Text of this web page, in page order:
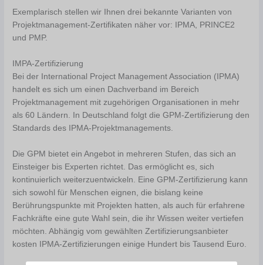
Exemplarisch stellen wir Ihnen drei bekannte Varianten von
Projektmanagement-Zertifikaten näher vor: IPMA, PRINCE2
und PMP.
IMPA-Zertifizierung
Bei der International Project Management Association (IPMA)
handelt es sich um einen Dachverband im Bereich
Projektmanagement mit zugehörigen Organisationen in mehr
als 60 Ländern. In Deutschland folgt die GPM-Zertifizierung den
Standards des IPMA-Projektmanagements.
Die GPM bietet ein Angebot in mehreren Stufen, das sich an
Einsteiger bis Experten richtet. Das ermöglicht es, sich
kontinuierlich weiterzuentwickeln. Eine GPM-Zertifizierung kann
sich sowohl für Menschen eignen, die bislang keine
Berührungspunkte mit Projekten hatten, als auch für erfahrene
Fachkräfte eine gute Wahl sein, die ihr Wissen weiter vertiefen
möchten. Abhängig vom gewählten Zertifizierungsanbieter
kosten IPMA-Zertifizierungen einige Hundert bis Tausend Euro.